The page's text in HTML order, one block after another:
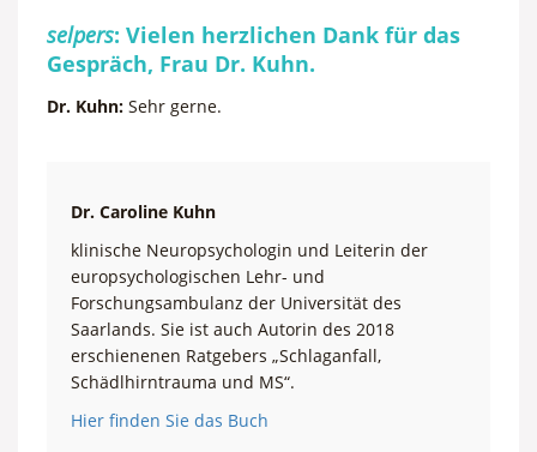
selpers: Vielen herzlichen Dank für das
Gespräch, Frau Dr. Kuhn.
Dr. Kuhn: Sehr gerne.
Dr. Caroline Kuhn
klinische Neuropsychologin und Leiterin der
europsychologischen Lehr- und
Forschungsambulanz der Universität des
Saarlands. Sie ist auch Autorin des 2018
erschienenen Ratgebers „Schlaganfall,
Schädlhirntrauma und MS“.
Hier finden Sie das Buch